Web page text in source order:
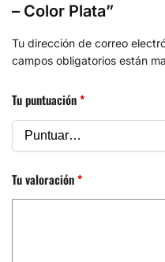
– Color Plata”
Tu dirección de correo
campos obligatorios están
Tu puntuación*
Tu valoración*